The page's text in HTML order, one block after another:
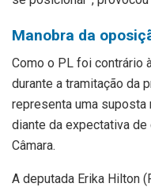
Manobra da
Como o PL foi contrário
durante a tramitação da
representa uma suposta
diante da expectativa de
Câmara.
A deputada Erika Hilton